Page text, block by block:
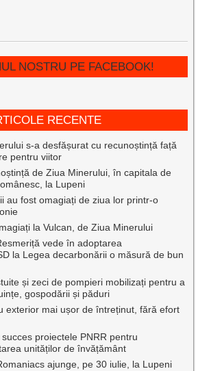
NOSTRU PE FACEBOOK!
RECENTE
s-a desfășurat cu recunoștință față
pentru viitor
de Ziua Minerului, în capitala de
la Lupeni
au fost omagiați de ziua lor printr-o
la Vulcan, de Ziua Minerului
vede în adoptarea
la Legea decarbonării o măsură de bun
și zeci de pompieri mobilizați pentru a
gospodării și păduri
exterior mai ușor de întreținut, fără efort
proiectele PNRR pentru
unităților de învățământ
ajunge, pe 30 iulie, la Lupeni